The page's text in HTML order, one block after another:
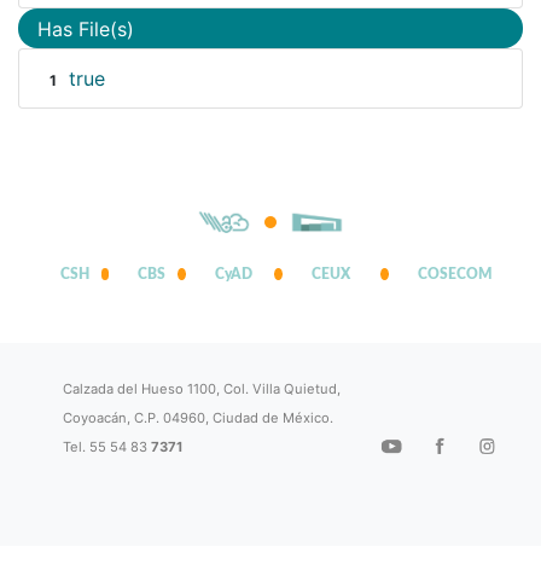
Has File(s)
1 true
CSH CBS CyAD CEUX COSECOM
Calzada del Hueso 1100, Col. Villa Quietud,
Coyoacán, C.P. 04960, Ciudad de México.
Tel. 55 54 837371